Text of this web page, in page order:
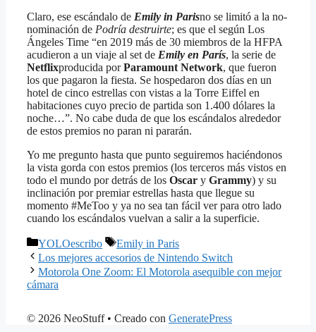
Claro, ese escándalo de Emily in Parisno se limitó a la no-
nominación de Podría destruirte; es que el según Los
Ángeles Time “en 2019 más de 30 miembros de la HFPA
acudieron a un viaje al set de Emily en París, la serie de
Netflixproducida porParamount Network, que fueron
los que pagaron la fiesta. Se hospedaron dos días en un
hotel de cinco estrellas con vistas a la Torre Eiffel en
habitaciones cuyo precio de partida son 1.400 dólares la
noche…”. No cabe duda de que los escándalos alrededor
de estos premios no paran ni pararán.
Yo me pregunto hasta que punto seguiremos haciéndonos
la vista gorda con estos premios (los terceros más vistos en
todo el mundo por detrás de los Oscar y Grammy) y su
inclinación por premiar estrellas hasta que llegue su
momento #MeToo y ya no sea tan fácil ver para otro lado
cuando los escándalos vuelvan a salir a la superficie.
Categorías
YOLOescribo Etiquetas
Emily in Paris
Los mejores accesorios de Nintendo Switch
Motorola One Zoom: El Motorola asequible con mejor
cámara
© 2026 NeoStuff• Creado con GeneratePress